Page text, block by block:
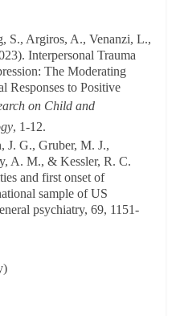
S., Argiros, A., Venanzi, L.,
Interpersonal Trauma
The Moderating
Responses to Positive
on Child and
, 1-12.
J. G., Gruber, M. J.,
A. M., & Kessler, R. C.
and first onset of
sample of US
psychiatry, 69, 1151-